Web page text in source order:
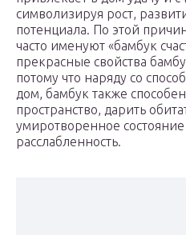
символизируя рост,
потенциала. По этой
часто именуют «бамбук
прекрасные свойства
потому что наряду со
дом, бамбук также
пространство, дарить
умиротворенное
расслабленность.